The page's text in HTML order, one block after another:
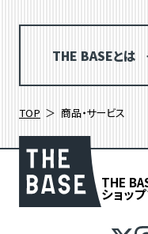
THE BASEとは
TOP 商品・サービス
THE
ショッ